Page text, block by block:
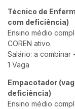
Técnico de
com deficiência)
Ensino médio
COREN ativo.
Salário: a combinar
1 Vaga
Empacotador
deficiência)
Ensino médio